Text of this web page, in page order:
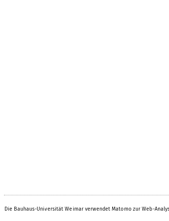
Die Bauhaus-Universität Weimar verwendet Matomo zur Web-